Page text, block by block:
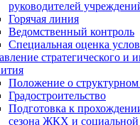
руководителей
Горячая линия
Ведомственный контроль
Специальная оценка
стратегического и
Положение о структурном
Градостроительство
Подготовка к
сезона ЖКХ и